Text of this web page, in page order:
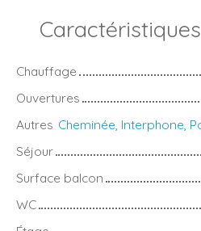
Caractéristiques
Chauffage
Ouvertures
Autres
Séjour
Surface balcon
WC